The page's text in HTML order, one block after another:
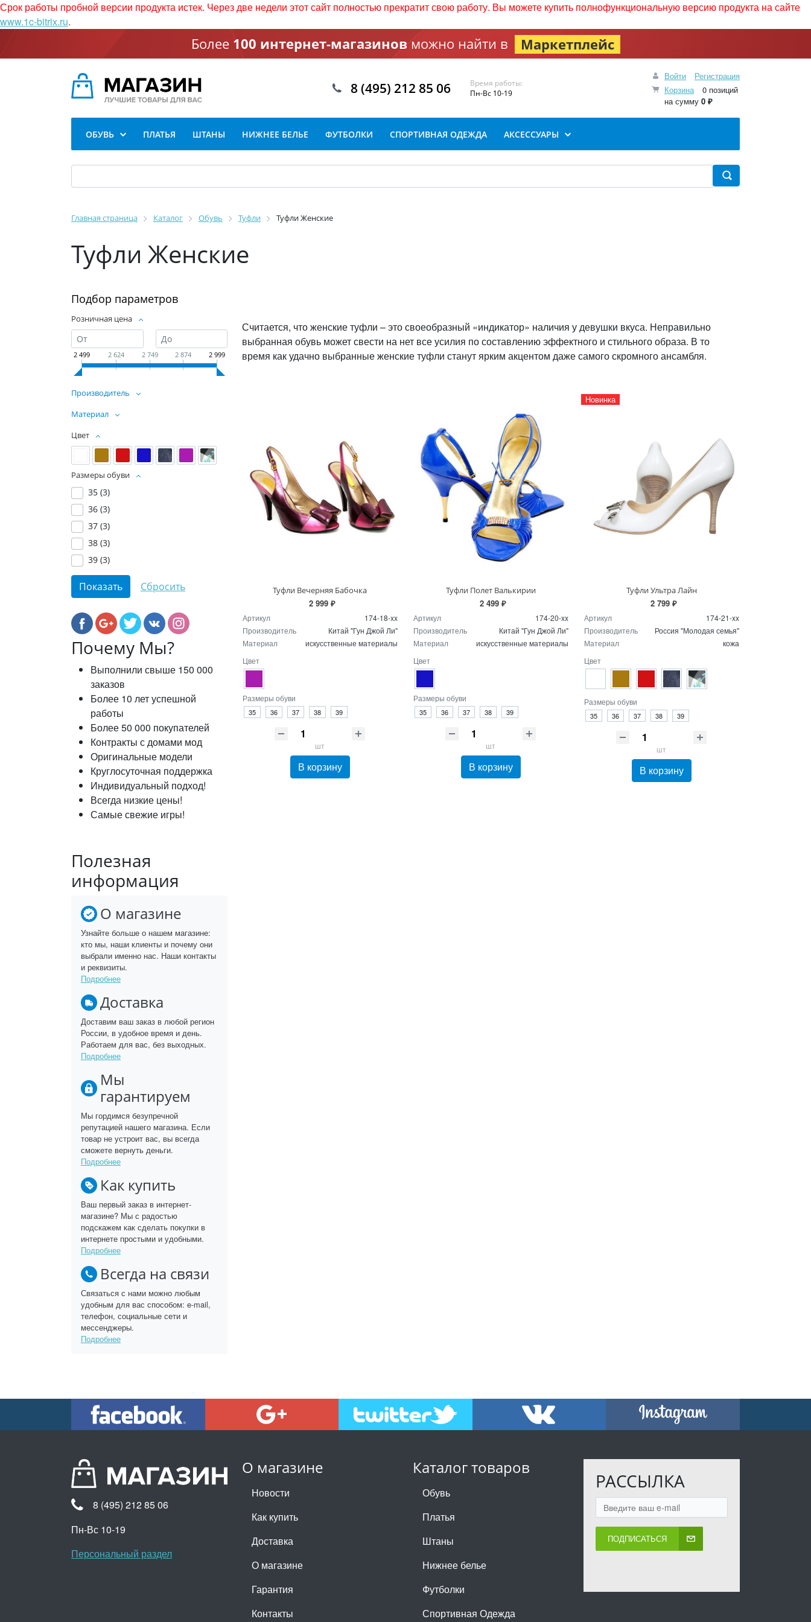
Срок работы пробной версии продукта истек. Через две недели этот сайт полностью прекратит свою работу. Вы можете купить полнофункциональную версию продукта на сайте
www.1c-bitrix.ru.
Более 100 интернет-магазиновможно найти в Маркетплейс
Войти
Регистрация
Корзина
0 позиций
на сумму 0 ₽
8 (495) 212 85 06
Время работы:
Пн-Вс 10-19
ОБУВЬ ПЛАТЬЯ ШТАНЫ НИЖНЕЕ БЕЛЬЕ ФУТБОЛКИ СПОРТИВНАЯ ОДЕЖДА АКСЕССУАРЫ
Главная страница Каталог Обувь Туфли Туфли Женские
Туфли Женские
Подбор параметров
Розничная цена
2 499 2 624 2 749 2 874 2 999
Производитель
Материал
Цвет
Размеры обуви
35 (3)
36 (3)
37 (3)
38 (3)
39 (3)
Почему Мы?
Выполнили свыше 150 000
заказов
Более 10 лет успешной
работы
Более 50 000 покупателей
Контракты с домами мод
Оригинальные модели
Круглосуточная поддержка
Индивидуальный подход!
Всегда низкие цены!
Самые свежие игры!
Полезная
информация
О магазине
Узнайте больше о нашем магазине:
кто мы, наши клиенты и почему они
выбрали именно нас. Наши контакты
и реквизиты.
Подробнее
Доставка
Доставим ваш заказ в любой регион
России, в удобное время и день.
Работаем для вас, без выходных.
Подробнее
Мы
гарантируем
Мы гордимся безупречной
репутацией нашего магазина. Если
товар не устроит вас, вы всегда
сможете вернуть деньги.
Подробнее
Как купить
Ваш первый заказ в интернет-
магазине? Мы с радостью
подскажем как сделать покупки в
интернете простыми и удобными.
Подробнее
Всегда на связи
Связаться с нами можно любым
удобным для вас способом: e-mail,
телефон, социальные сети и
мессенджеры.
Подробнее
Считается, что женские туфли – это своеобразный «индикатор» наличия у девушки вкуса. Неправильно
выбранная обувь может свести на нет все усилия по составлению эффектного и стильного образа. В то
время как удачно выбранные женские туфли станут ярким акцентом даже самого скромного ансамбля.
Туфли Вечерняя Бабочка
2 999 ₽
Артикул
174-18-xx
Производитель
Китай "Гун Джой Ли"
Материал
искусственные материалы
Цвет
Размеры обуви
35 36 37 38 39
шт
В корзину
Туфли Полет Валькирии
2 499 ₽
Артикул
174-20-xx
Производитель
Китай "Гун Джой Ли"
Материал
искусственные материалы
Цвет
Размеры обуви
35 36 37 38 39
шт
В корзину
Новинка
Туфли Ультра Лайн
2 799 ₽
Артикул
174-21-xx
Производитель
Россия "Молодая семья"
Материал
кожа
Цвет
Размеры обуви
35 36 37 38 39
шт
В корзину
О магазине
Новости
Как купить
Доставка
О магазине
Гарантия
Контакты
Каталог товаров
Обувь
Платья
Штаны
Нижнее белье
Футболки
Спортивная Одежда
РАССЫЛКА
ПОДПИСАТЬСЯ
8 (495) 212 85 06
Пн-Вс 10-19
Персональный раздел